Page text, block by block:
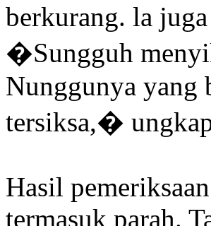
berkurang. la
�Sungguh
Nunggunya yang
tersiksa,�
Hasil
termasuk parah.